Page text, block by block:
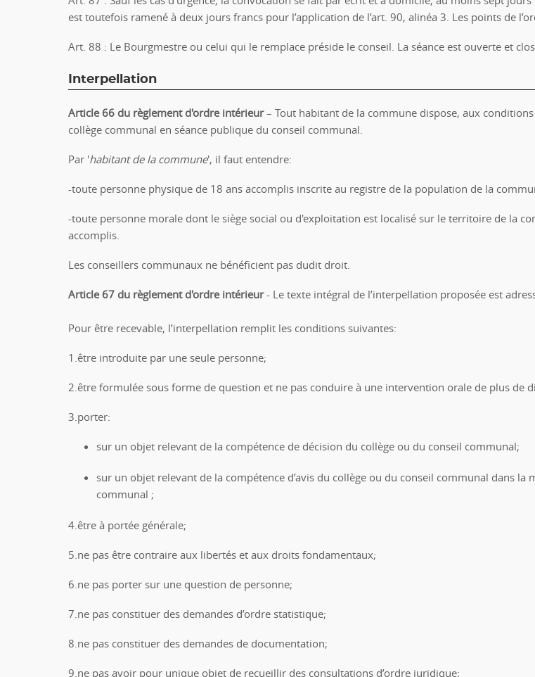
est toutefois ramené à deux jours francs pour l’application de l’art. 90, alinéa 3. Les points de
Art. 88 : Le Bourgmestre ou celui qui le remplace préside le conseil. La séance est ouverte et
Interpellation
Article 66 du règlement d'ordre intérieur– Tout habitant de la commune dispose, aux
collège communal en séance publique du conseil communal.
Par 'habitant de la commune', il faut entendre:
-toute personne physique de 18 ans accomplis inscrite au registre de la population de la
-toute personne morale dont le siège social ou d'exploitation est localisé sur le territoire de la
accomplis.
Les conseillers communaux ne bénéficient pas dudit droit.
Article 67 du règlement d'ordre intérieur- Le texte intégral de l’interpellation proposée est
Pour être recevable, l’interpellation remplit les conditions suivantes:
1.être introduite par une seule personne;
2.être formulée sous forme de question et ne pas conduire à une intervention orale de plus de
3.porter:
sur un objet relevant de la compétence de décision du collège ou du conseil communal;
sur un objet relevant de la compétence d’avis du collège ou du conseil communal dans
communal ;
4.être à portée générale;
5.ne pas être contraire aux libertés et aux droits fondamentaux;
6.ne pas porter sur une question de personne;
7.ne pas constituer des demandes d’ordre statistique;
8.ne pas constituer des demandes de documentation;
9.ne pas avoir pour unique objet de recueillir des consultations d’ordre juridique;